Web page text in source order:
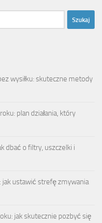
wysiłku: skuteczne metody
plan działania, który
dbać o filtry, uszczelki i
jak ustawić strefę zmywania
jak skutecznie pozbyć się